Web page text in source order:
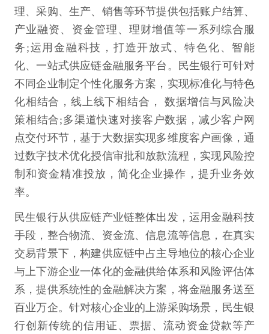
理、采购、生产、销售等环节提供包括账户结算、
产业融资、资金管理、理财增值等一系列综合服
务;运用金融科技，打造开放式、特色化、智能
化、一站式供应链金融服务平台。民生银行可针对
不同企业制定个性化服务方案，实现标准化与特色
化相结合，线上线下相结合， 数据增信与风险决
策相结合;多渠道快速对接客户数据，减少客户网
点交付环节，基于大数据实现多维度客户画像，通
过数字技术优化授信审批和放款流程，实现风险控
制和资金精准投放，简化企业操作，提升业务效
率。
民生银行从供应链产业链整体出发，运用金融科技
手段，整合物流、资金流、信息流等信息，在真实
交易背景下，构建供应链中占主导地位的核心企业
与上下游企业一体化的金融供给体系和风险评估体
系，提供系统性的金融解决方案，将金融服务送至
百业万企。针对核心企业的上游采购场景，民生银
行创新传统的信用证、票据、流动资金贷款等产